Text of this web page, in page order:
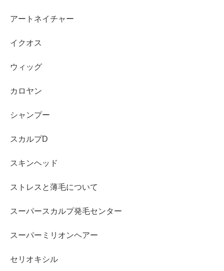
アートネイチャー
イクオス
ウィッグ
カロヤン
シャンプー
スカルプD
スキンヘッド
ストレスと薄毛について
スーパースカルプ発毛センター
スーパーミリオンヘアー
セリオキシル